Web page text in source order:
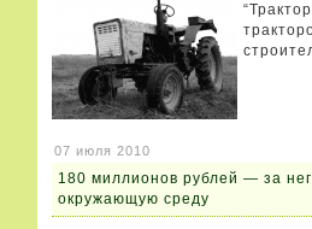
07 июля 2010
180 миллионов рублей — за
окружающую среду